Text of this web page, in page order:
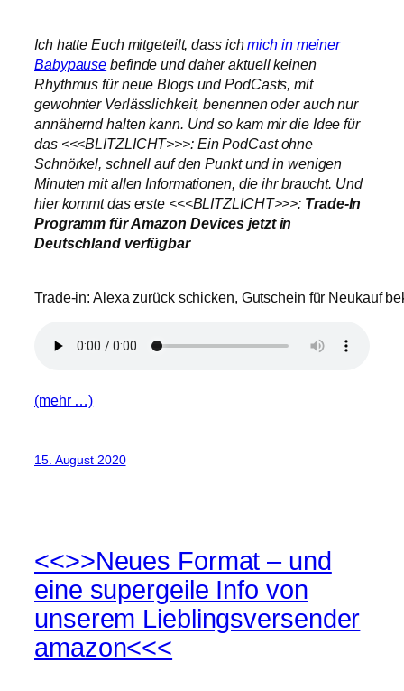
Ich hatte Euch mitgeteilt, dass ichmich in meiner
Babypause befinde und daher aktuell keinen
Rhythmus für neue Blogs und PodCasts, mit
gewohnter Verlässlichkeit, benennen oder auch nur
annähernd halten kann. Und so kam mir die Idee für
das <<<BLITZLICHT>>>: Ein PodCast ohne
Schnörkel, schnell auf den Punkt und in wenigen
Minuten mit allen Informationen, die ihr braucht. Und
hier kommt das erste <<<BLITZLICHT>>>: Trade-In
Programm für Amazon Devices jetzt in
Deutschland verfügbar
Trade-in: Alexa zurück schicken, Gutschein für Neukauf
(mehr …)
15. August 2020
<<>>Neues Format – und
eine supergeile Info von
unserem Lieblingsversender
amazon<<<